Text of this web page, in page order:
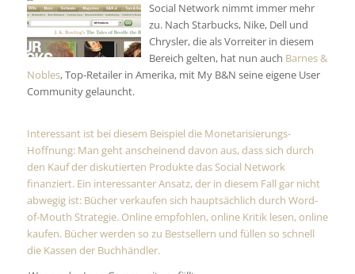
Social Network nimmt immer mehr
zu. Nach Starbucks, Nike, Dell und
Chrysler, die als Vorreiter in diesem
Bereich gelten, hat nun auch Barnes &
Nobles, Top-Retailer in Amerika, mit My B&N seine eigene User
Community gelauncht.
Interessant ist bei diesem Beispiel die Monetarisierungs-
Hoffnung: Man geht anscheinend davon aus, dass sich durch
den Kauf der diskutierten Produkte das Social Network
finanziert. Ein interessanter Ansatz, der in diesem Fall gar nicht
abwegig ist: Bücher verkaufen sich hauptsächlich durch Word-
of-Mouth Strategie. Online empfohlen, online Kritik lesen, online
kaufen. Bücher werden so zu Bestsellern und füllen so schnell
die Kassen der Buchhändler.